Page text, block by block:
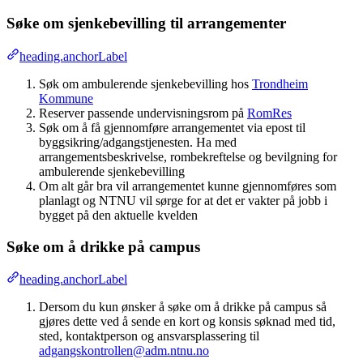
Søke om sjenkebevilling til arrangementer
heading.anchorLabel
Søk om ambulerende sjenkebevilling hos Trondheim
Kommune
Reserver passende undervisningsrom på RomRes
Søk om å få gjennomføre arrangementet via epost til
byggsikring/adgangstjenesten. Ha med
arrangementsbeskrivelse, rombekreftelse og bevilgning for
ambulerende sjenkebevilling
Om alt går bra vil arrangementet kunne gjennomføres som
planlagt og NTNU vil sørge for at det er vakter på jobb i
bygget på den aktuelle kvelden
Søke om å drikke på campus
heading.anchorLabel
Dersom du kun ønsker å søke om å drikke på campus så
gjøres dette ved å sende en kort og konsis søknad med tid,
sted, kontaktperson og ansvarsplassering til
adgangskontrollen@adm.ntnu.no